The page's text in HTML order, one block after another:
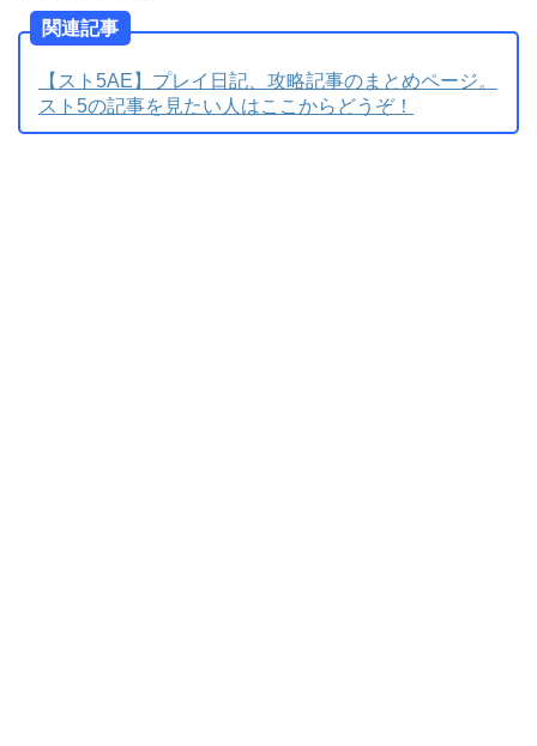
関連記事
【スト5AE】プレイ日記、攻略記事のまとめページ。
スト5の記事を見たい人はここからどうぞ！